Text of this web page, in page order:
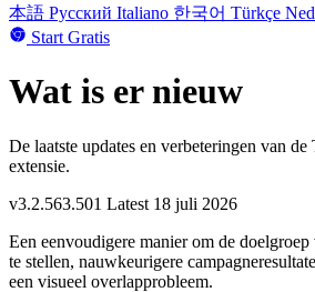
本語 Русский Italiano 한국어 Türkçe
Start Gratis
Wat is er nieuw
De laatste updates en verbeteringen van
extensie.
v3.2.563.501 Latest 18 juli 2026
Een eenvoudigere manier om de doelgroep
te stellen, nauwkeurigere
een visueel overlapprobleem.